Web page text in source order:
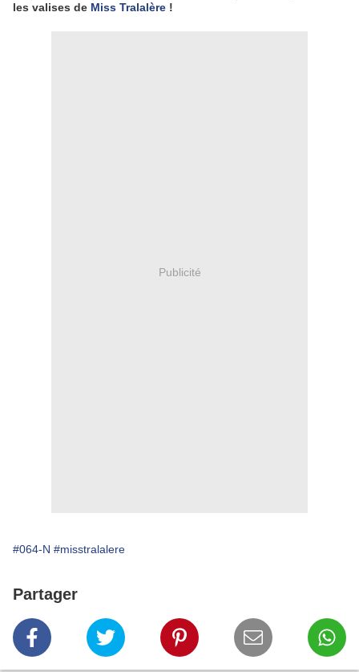
les valises de Miss Tralalère !
Publicité
#064-N #misstralalere
Partager